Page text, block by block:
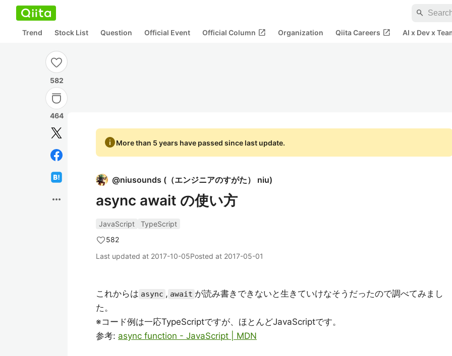
search
Trend Stock List Question Official Event Official Column open_in_new Organization Qiita Careers open_in_new AI x Dev x
582
464
more_horiz
infoMore than 5 years have passed since last update.
@niusounds ( （エンジニアのすがた） niu)
async await の使い方
JavaScript
TypeScript
582
Last updated at 2017-10-05Posted at 2017-05-01
これからは async , await が読み書きできないと生きていけなそうだったので調べてみまし
た。
※コード例は一応TypeScriptですが、ほとんどJavaScriptです。
参考: async function - JavaScript | MDN